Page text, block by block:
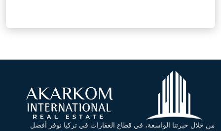
من خلال خبرتنا الواسعة، في قطاع العقارات في تركيا نوفر أفضل